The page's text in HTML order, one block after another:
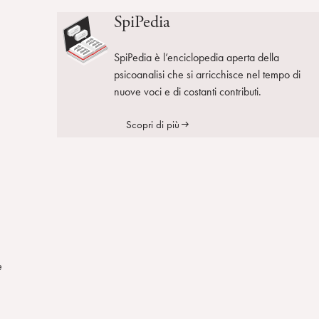
SpiPedia
SpiPedia è l’enciclopedia aperta della
psicoanalisi che si arricchisce nel tempo di
nuove voci e di costanti contributi.
Scopri di più